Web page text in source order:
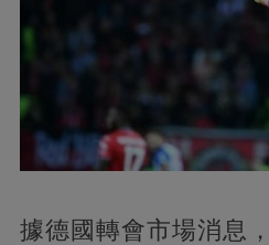
據德國轉會市場消息